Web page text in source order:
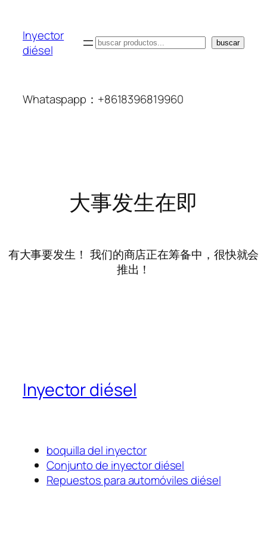
Inyector
diésel
搜
buscar
Whataspapp：+8618396819960
大事发生在即
有大事要发生！ 我们的商店正在筹备中，很快就会
推出！
Inyector diésel
boquilla del inyector
Conjunto de inyector diésel
Repuestos para automóviles diésel